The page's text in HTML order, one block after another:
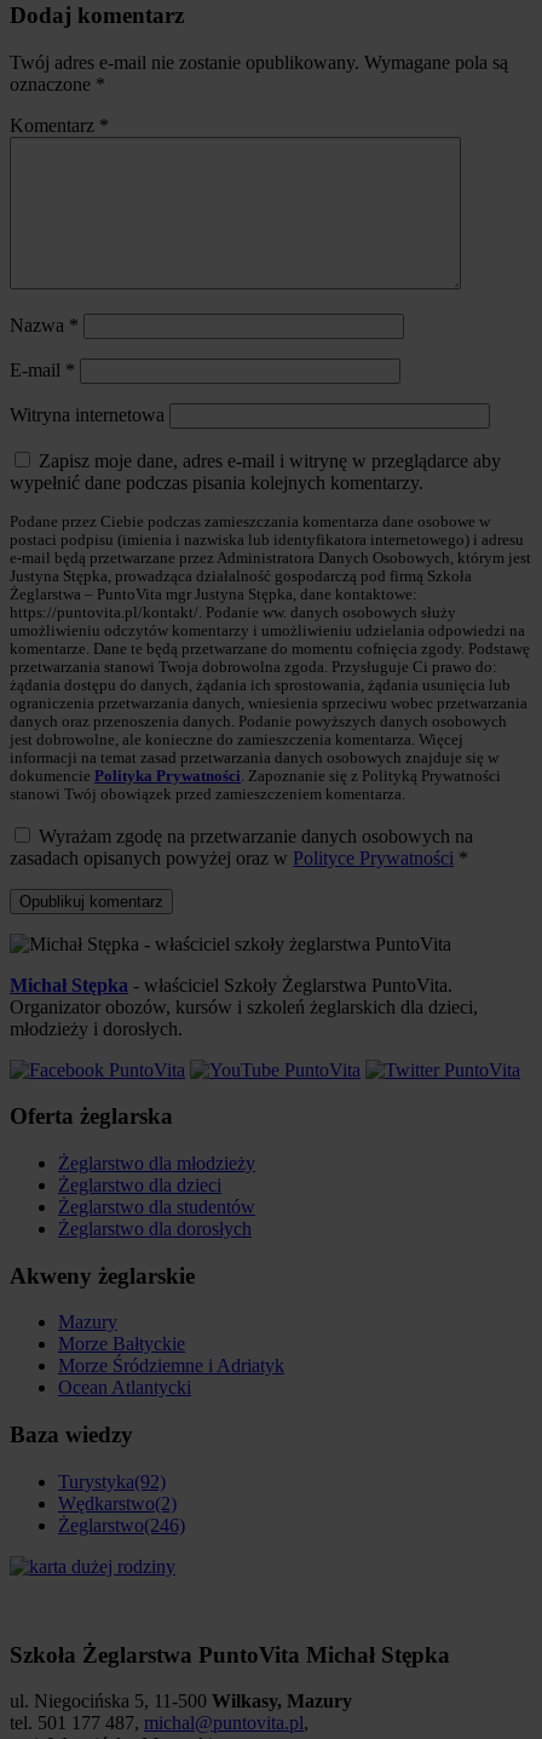
Dodaj komentarz
Twój adres e-mail nie zostanie opublikowany. Wymagane pola są
oznaczone *
Komentarz *
Nazwa *
E-mail *
Witryna internetowa
Zapisz moje dane, adres e-mail i witrynę w przeglądarce aby
wypełnić dane podczas pisania kolejnych komentarzy.
Podane przez Ciebie podczas zamieszczania komentarza dane osobowe w
postaci podpisu (imienia i nazwiska lub identyfikatora internetowego) i adresu
e-mail będą przetwarzane przez Administratora Danych Osobowych, którym jest
Justyna Stępka, prowadząca działalność gospodarczą pod firmą Szkoła
Żeglarstwa – PuntoVita mgr Justyna Stępka, dane kontaktowe:
https://puntovita.pl/kontakt/. Podanie ww. danych osobowych służy
umożliwieniu odczytów komentarzy i umożliwieniu udzielania odpowiedzi na
komentarze. Dane te będą przetwarzane do momentu cofnięcia zgody. Podstawę
przetwarzania stanowi Twoja dobrowolna zgoda. Przysługuje Ci prawo do:
żądania dostępu do danych, żądania ich sprostowania, żądania usunięcia lub
ograniczenia przetwarzania danych, wniesienia sprzeciwu wobec przetwarzania
danych oraz przenoszenia danych. Podanie powyższych danych osobowych
jest dobrowolne, ale konieczne do zamieszczenia komentarza. Więcej
informacji na temat zasad przetwarzania danych osobowych znajduje się w
dokumencie Polityka Prywatności . Zapoznanie się z Polityką Prywatności
stanowi Twój obowiązek przed zamieszczeniem komentarza.
Wyrażam zgodę na przetwarzanie danych osobowych na
zasadach opisanych powyżej oraz w Polityce Prywatności *
Michał Stępka - właściciel Szkoły Żeglarstwa PuntoVita.
Organizator obozów, kursów i szkoleń żeglarskich dla dzieci,
młodzieży i dorosłych.
Oferta żeglarska
Żeglarstwo dla młodzieży
Żeglarstwo dla dzieci
Żeglarstwo dla studentów
Żeglarstwo dla dorosłych
Akweny żeglarskie
Mazury
Morze Bałtyckie
Morze Śródziemne i Adriatyk
Ocean Atlantycki
Baza wiedzy
Turystyka(92)
Wędkarstwo(2)
Żeglarstwo(246)
Szkoła Żeglarstwa PuntoVita Michał Stępka
ul. Niegocińska 5, 11-500 Wilkasy, Mazury
tel. 501 177 487, michal@puntovita.pl,